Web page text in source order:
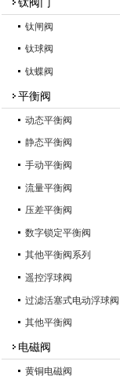
钛阀门
钛闸阀
钛球阀
钛蝶阀
平衡阀
动态平衡阀
静态平衡阀
手动平衡阀
流量平衡阀
压差平衡阀
数字锁定平衡阀
其他平衡阀系列
遥控浮球阀
过滤活塞式电动浮球阀
其他平衡阀
电磁阀
黄铜电磁阀